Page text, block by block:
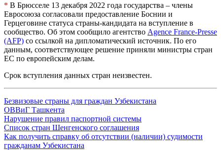
* В Брюсселе 13 декабря 2022 года государства – члены
Евросоюза согласовали предоставление Боснии и
Герцеговине статуса страны-кандидата на вступление в
сообщество. Об этом сообщило агентство Agence France-Presse
(AFP) со ссылкой на дипломатический источник. По его
данным, соответствующее решение приняли министры стран
ЕС по европейским делам.
Срок вступления данных стран неизвестен.
Безвизовые страны для граждан Узбекистана
ОВВиГ Ташкента
Нарушение правил паспортной системы
Список стран Шенгенского соглашения
Как получить справку об отсутствии (наличии) судимости
гражданам Узбекистана